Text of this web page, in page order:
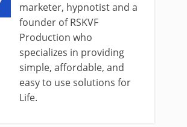
marketer, hypnotist and a
founder of RSKVF
Production who
specializes in providing
simple, affordable, and
easy to use solutions for
Life.